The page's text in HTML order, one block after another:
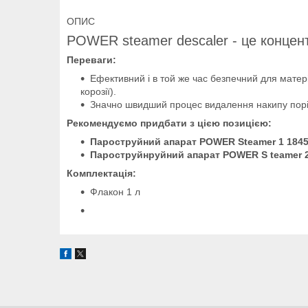
ОПИС
POWER steamer descaler - це
Переваги:
Ефективний і в той же час безпечний для
корозії).
Значно швидший процес видалення накипу
Рекомендуємо придбати з цією позицією:
Пароструйний апарат POWER Steamer 1
Пароструйнруйний апарат POWER S teamer
Комплектація:
Флакон 1 л